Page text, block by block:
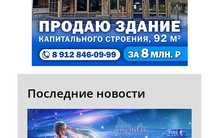
Последние новости